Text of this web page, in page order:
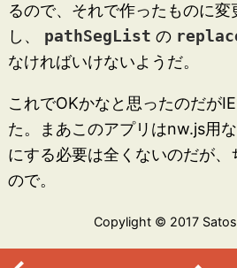
るので、それで作ったものに変
し、
pathSegList の
なければいけないようだ。
これでOKかなと思ったのだが
た。まあこのアプリはnw.js用
にする必要は全くないのだが、
ので。
Copylight © 2017